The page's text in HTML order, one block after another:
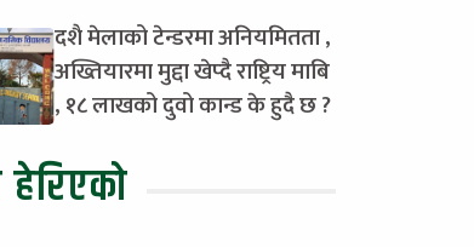
दशै मेलाको टेन्डरमा अनियमितता ,
अख्तियारमा मुद्दा खेप्दै राष्ट्रिय माबि
, १८ लाखको दुवो कान्ड के हुदै छ ?